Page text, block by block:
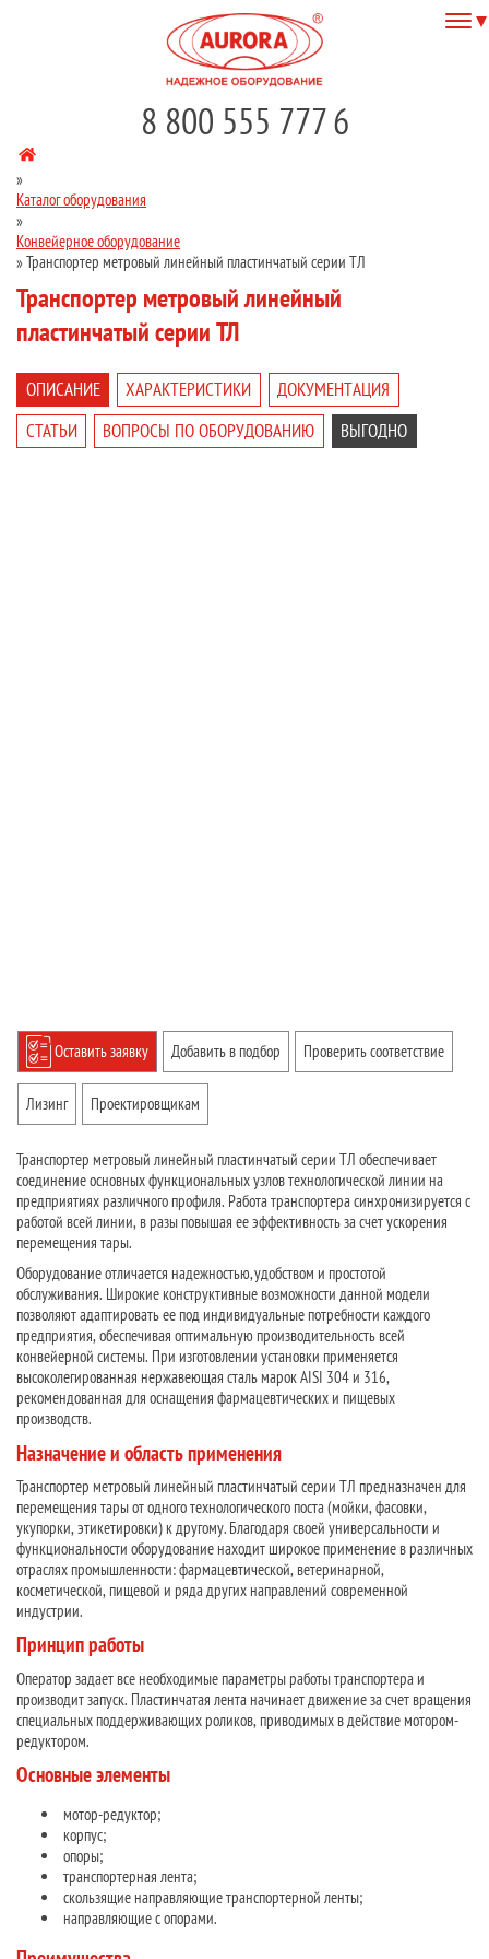
8 800 555 777 6
»
Каталог оборудования
»
Конвейерное оборудование
»Транспортер метровый линейный пластинчатый серии ТЛ
Транспортер метровый линейный
пластинчатый серии ТЛ
ОПИСАНИЕ ХАРАКТЕРИСТИКИ
ДОКУМЕНТАЦИЯ
СТАТЬИ
ВОПРОСЫ ПО ОБОРУДОВАНИЮ ВЫГОДНО
Оставить заявку Добавить в подбор Проверить соответствие
Лизинг Проектировщикам
Транспортер метровый линейный пластинчатый серии ТЛ обеспечивает
соединение основных функциональных узлов технологической линии на
предприятиях различного профиля. Работа транспортера синхронизируется с
работой всей линии, в разы повышая ее эффективность за счет ускорения
перемещения тары.
Оборудование отличается надежностью, удобством и простотой
обслуживания. Широкие конструктивные возможности данной модели
позволяют адаптировать ее под индивидуальные потребности каждого
предприятия, обеспечивая оптимальную производительность всей
конвейерной системы. При изготовлении установки применяется
высоколегированная нержавеющая сталь марок AISI 304 и 316,
рекомендованная для оснащения фармацевтических и пищевых
производств.
Назначение и область применения
Транспортер метровый линейный пластинчатый серии ТЛ предназначен для
перемещения тары от одного технологического поста (мойки, фасовки,
укупорки, этикетировки) к другому. Благодаря своей универсальности и
функциональности оборудование находит широкое применение в различных
отраслях промышленности: фармацевтической, ветеринарной,
косметической, пищевой и ряда других направлений современной
индустрии.
Принцип работы
Оператор задает все необходимые параметры работы транспортера и
производит запуск. Пластинчатая лента начинает движение за счет вращения
специальных поддерживающих роликов, приводимых в действие мотором-
редуктором.
Основные элементы
мотор-редуктор;
корпус;
опоры;
транспортерная лента;
скользящие направляющие транспортерной ленты;
направляющие с опорами.